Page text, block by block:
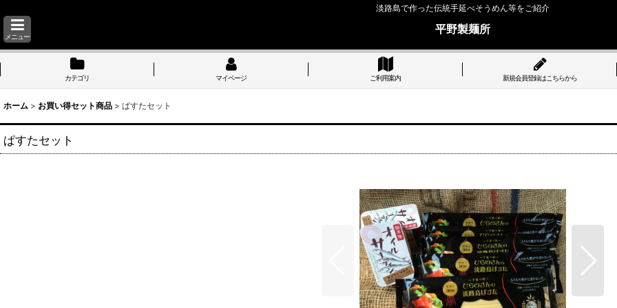
淡路島で作った伝統手延べそうめん等をご紹介
メニュー
平野製麺所
カテゴリ マイページ ご利用案内 新規会員登録はこちらから
ホーム > お買い得セット商品 > ぱすたセット
ぱすたセット